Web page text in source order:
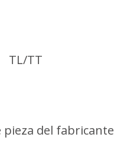
TL/TT
pieza del fabricante